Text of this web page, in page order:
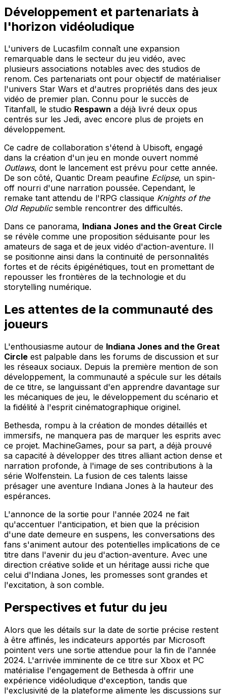
Développement et partenariats à
l'horizon vidéoludique
L'univers de Lucasfilm connaît une expansion
remarquable dans le secteur du jeu vidéo, avec
plusieurs associations notables avec des studios de
renom. Ces partenariats ont pour objectif de matérialiser
l'univers Star Wars et d'autres propriétés dans des jeux
vidéo de premier plan. Connu pour le succès de
Titanfall, le studio Respawn a déjà livré deux opus
centrés sur les Jedi, avec encore plus de projets en
développement.
Ce cadre de collaboration s'étend à Ubisoft, engagé
dans la création d'un jeu en monde ouvert nommé
Outlaws, dont le lancement est prévu pour cette année.
De son côté, Quantic Dream peaufine Eclipse, un spin-
off nourri d'une narration poussée. Cependant, le
remake tant attendu de l'RPG classique Knights of the
Old Republicsemble rencontrer des difficultés.
Dans ce panorama, Indiana Jones and the Great Circle
se révèle comme une proposition séduisante pour les
amateurs de saga et de jeux vidéo d'action-aventure. Il
se positionne ainsi dans la continuité de personnalités
fortes et de récits épigénétiques, tout en promettant de
repousser les frontières de la technologie et du
storytelling numérique.
Les attentes de la communauté des
joueurs
L'enthousiasme autour de Indiana Jones and the Great
Circle est palpable dans les forums de discussion et sur
les réseaux sociaux. Depuis la première mention de son
développement, la communauté a spécule sur les détails
de ce titre, se languissant d'en apprendre davantage sur
les mécaniques de jeu, le développement du scénario et
la fidélité à l'esprit cinématographique originel.
Bethesda, rompu à la création de mondes détaillés et
immersifs, ne manquera pas de marquer les esprits avec
ce projet. MachineGames, pour sa part, a déjà prouvé
sa capacité à développer des titres alliant action dense et
narration profonde, à l'image de ses contributions à la
série Wolfenstein. La fusion de ces talents laisse
présager une aventure Indiana Jones à la hauteur des
espérances.
L'annonce de la sortie pour l'année 2024 ne fait
qu'accentuer l'anticipation, et bien que la précision
d'une date demeure en suspens, les conversations des
fans s'animent autour des potentielles implications de ce
titre dans l'avenir du jeu d'action-aventure. Avec une
direction créative solide et un héritage aussi riche que
celui d'Indiana Jones, les promesses sont grandes et
l'excitation, à son comble.
Perspectives et futur du jeu
Alors que les détails sur la date de sortie précise restent
à être affinés, les indicateurs apportés par Microsoft
pointent vers une sortie attendue pour la fin de l'année
2024. L'arrivée imminente de ce titre sur Xbox et PC
matérialise l'engagement de Bethesda à offrir une
expérience vidéoludique d'exception, tandis que
l'exclusivité de la plateforme alimente les discussions sur